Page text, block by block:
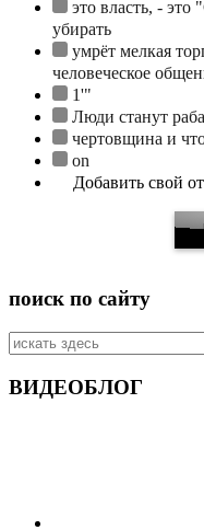
это власть, - это
убирать
умрёт мелкая
человеческое
1'"
Люди станут
чертовщина и
on
Добавить свой
поиск по сайту
Искать:
ВИДЕОБЛОГ